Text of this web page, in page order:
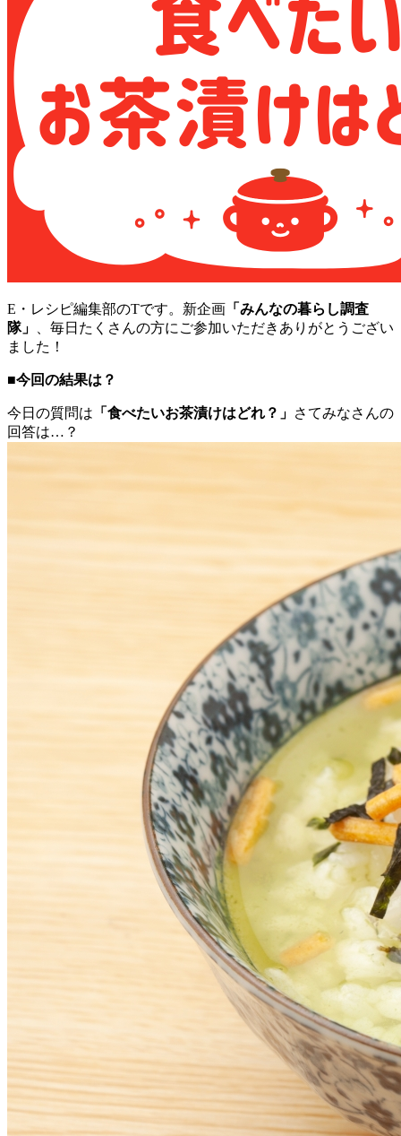
E・レシピ編集部のTです。新企画 「みんなの暮らし調査
隊」
、毎日たくさんの方にご参加いただきありがとうござい
ました！
■今回の結果は？
今日の質問は 「食べたいお茶漬けはどれ？」 さてみなさんの
回答は…？